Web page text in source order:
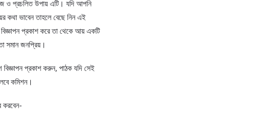
ও প্রচলিত উপায় এটি। যদি আপনি
কথা ভাবেন তাহলে বেছে নিন এই
প্রকাশ করে তা থেকে আয় একটি
সমান জনপ্রিয়।
প্রকাশ করুন, পাঠক যদি সেই
কমিশন।
করবেন-